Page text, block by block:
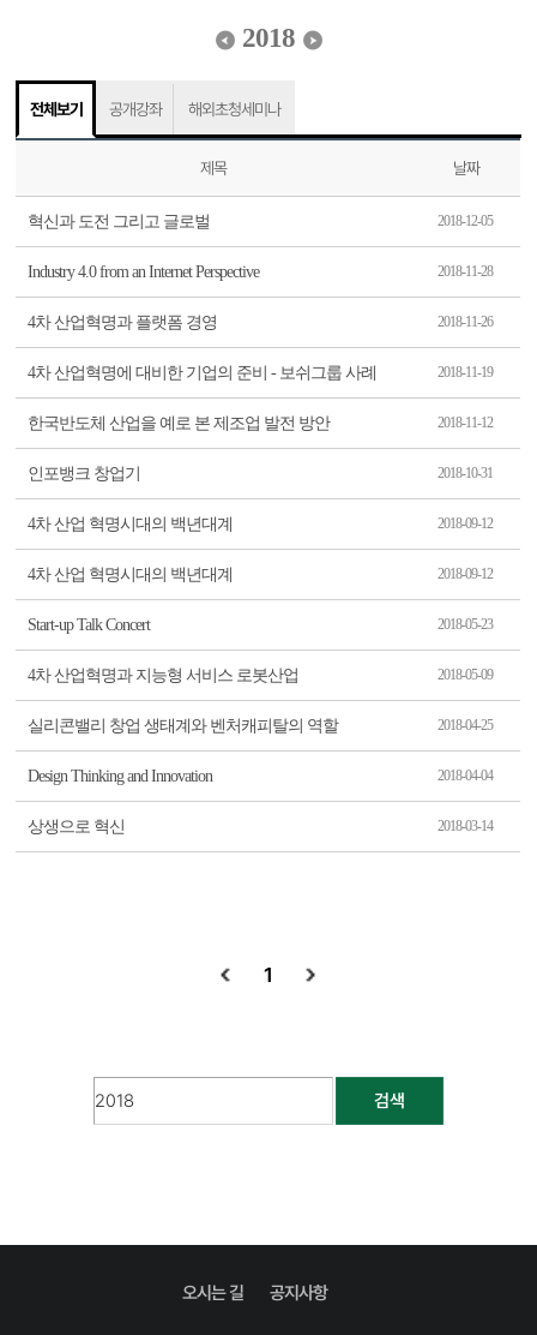
2018
전체보기 공개강좌 해외초청세미나
제목 날짜
혁신과 도전 그리고 글로벌 2018-12-05
Industry 4.0 from an Internet Perspective 2018-11-28
4차 산업혁명과 플랫폼 경영 2018-11-26
4차 산업혁명에 대비한 기업의 준비 - 보쉬그룹 사례 2018-11-19
한국반도체 산업을 예로 본 제조업 발전 방안 2018-11-12
인포뱅크 창업기 2018-10-31
4차 산업 혁명시대의 백년대계 2018-09-12
4차 산업 혁명시대의 백년대계 2018-09-12
Start-up Talk Concert 2018-05-23
4차 산업혁명과 지능형 서비스 로봇산업 2018-05-09
실리콘밸리 창업 생태계와 벤처캐피탈의 역할 2018-04-25
Design Thinking and Innovation 2018-04-04
상생으로 혁신 2018-03-14
1
검색
오시는 길 공지사항